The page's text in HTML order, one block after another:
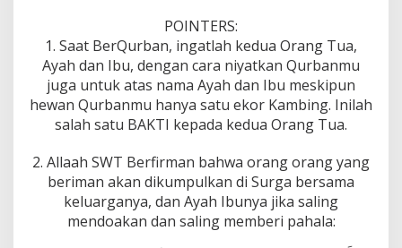
POINTERS:
1. Saat BerQurban, ingatlah kedua Orang Tua,
Ayah dan Ibu, dengan cara niyatkan Qurbanmu
juga untuk atas nama Ayah dan Ibu meskipun
hewan Qurbanmu hanya satu ekor Kambing. Inilah
salah satu BAKTI kepada kedua Orang Tua.
2. Allaah SWT Berfirman bahwa orang orang yang
beriman akan dikumpulkan di Surga bersama
keluarganya, dan Ayah Ibunya jika saling
mendoakan dan saling memberi pahala: